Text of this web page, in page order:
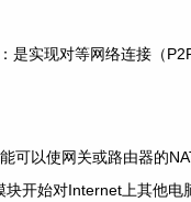
是实现对等网络连接（
可以使网关或路由器的
块开始对Internet上其他电